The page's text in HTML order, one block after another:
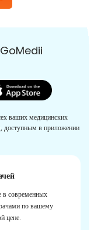
ваших медицинских
доступным в приложении
в современных
по вашему
цене.